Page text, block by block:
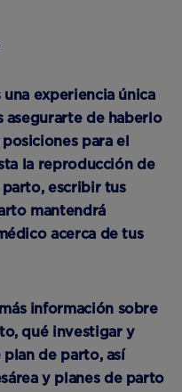
experiencia única
asegurarte de haberlo
para el
la reproducción de
escribir tus
mantendrá
acerca de tus
información sobre
qué investigar y
de parto, así
y planes de parto